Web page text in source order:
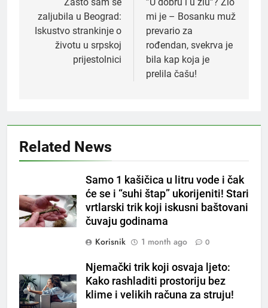
navigation
zaljubila u Beograd:
Iskustvo strankinje o
životu u srpskoj
prijestolnici
mi je – Bosanku muž
prevario za
rođendan, svekrva je
bila kap koja je
prelila čašu!
Related News
Samo 1 kašičica u litru vode i čak
će se i “suhi štap” ukorijeniti! Stari
vrtlarski trik koji iskusni baštovani
čuvaju godinama
Korisnik
1 month ago 0
Njemački trik koji osvaja ljeto:
Kako rashladiti prostoriju bez
klime i velikih računa za struju!
ČISTAČ JETRE: Uzmite gutljaj
na prazan stomak i crijeva će
raditi kao sat, zaboravit ćete na
loše varenje
OSTALO
Tračevi su njihova glavna
preokupacija: Ljudi rođeni u ova
tri znaka najviše vole ogovarati
OSTALO